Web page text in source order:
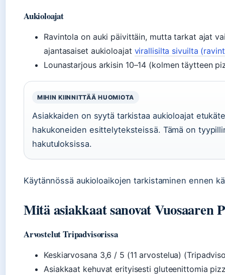
Aukioloajat
Ravintola on auki päivittäin, mutta tarkat ajat
ajantasaiset aukioloajat virallisilta sivuilta
Lounastarjous arkisin 10–14 (kolmen täytteen
MIHIN KIINNITTÄÄ HUOMIOTA
Asiakkaiden on syytä tarkistaa aukioloajat
hakukoneiden esittelyteksteissä. Tämä on
hakutuloksissa.
Käytännössä aukioloaikojen tarkistaminen ennen
Mitä asiakkaat sanovat Vuosaaren
Arvostelut Tripadvisorissa
Keskiarvosana 3,6 / 5 (11 arvostelua)
Asiakkaat kehuvat erityisesti gluteenittomia